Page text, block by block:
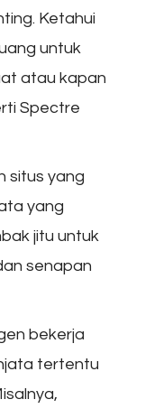
Ketahui
untuk
atau kapan
Spectre
situs yang
yang
jitu untuk
senapan
bekerja
tertentu